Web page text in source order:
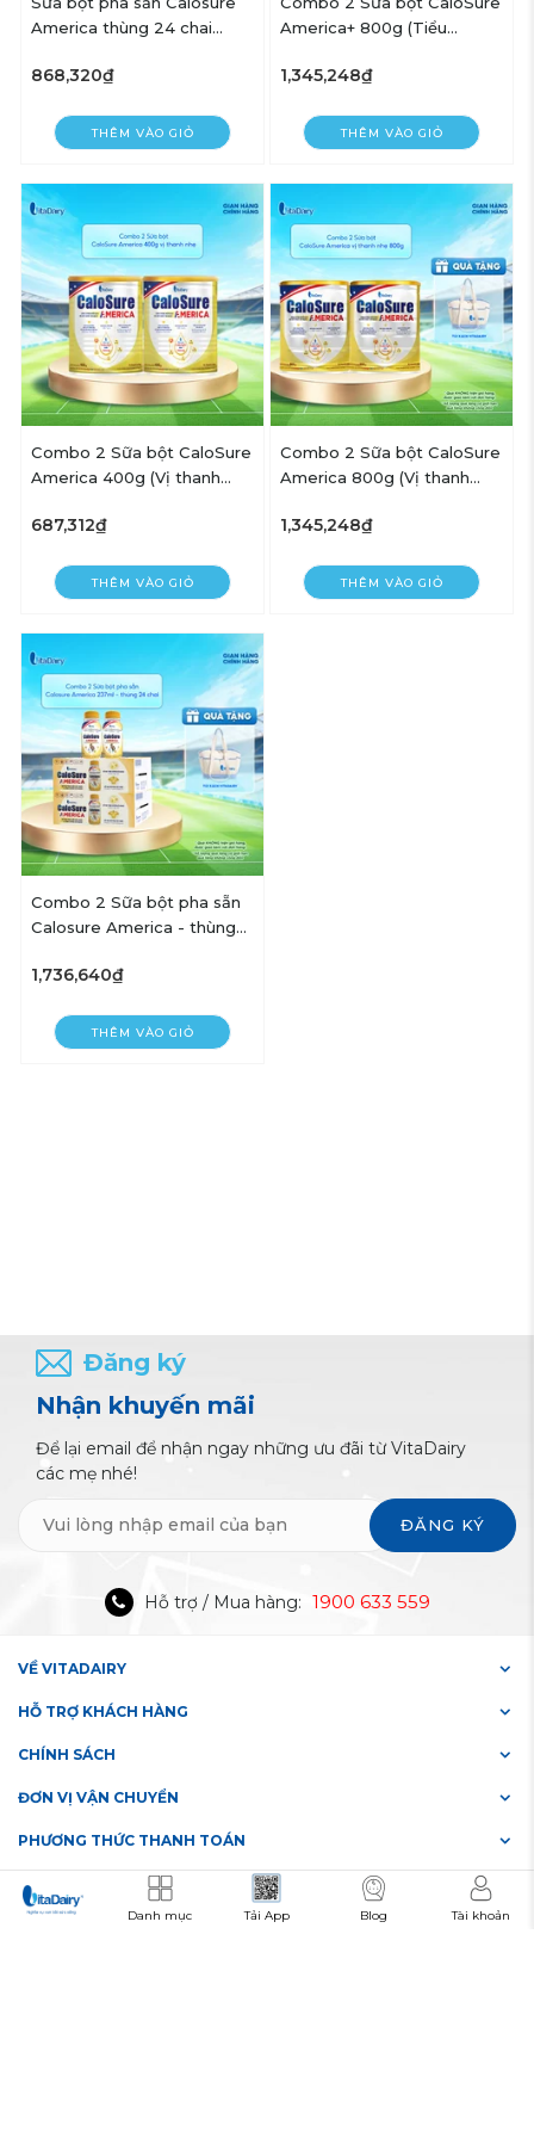
America thùng 24 chai
868,320₫
THÊM VÀO GIỎ
America+ 800g (Tiểu
1,345,248₫
THÊM VÀO GIỎ
Combo 2 Sữa bột CaloSure
America 400g (Vị thanh
687,312₫
THÊM VÀO GIỎ
Combo 2 Sữa bột CaloSure
America 800g (Vị thanh
1,345,248₫
THÊM VÀO GIỎ
Combo 2 Sữa bột pha sẵn
Calosure America - thùng
1,736,640₫
THÊM VÀO GIỎ
Đăng ký
Nhận khuyến mãi
Để lại email để nhận ngay những ưu đãi từ VitaDairy
các mẹ nhé!
ĐĂNG KÝ
Hỗ trợ / Mua hàng: 1900 633 559
VỀ VITADAIRY
HỖ TRỢ KHÁCH HÀNG
CHÍNH SÁCH
ĐƠN VỊ VẬN CHUYỂN
PHƯƠNG THỨC THANH TOÁN
KẾT NỐI VỚI CHÚNG TÔI
TẢI ỨNG DỤNG DI ĐỘNG
Danh mục Tải App Blog Tài khoản